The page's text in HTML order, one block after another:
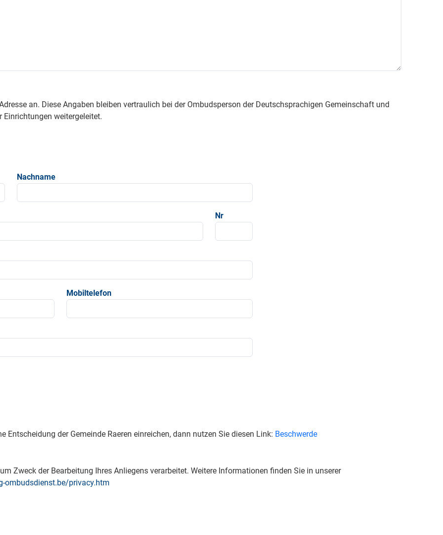
an. Diese Angaben bleiben vertraulich bei der Ombudsperson der Deutschsprachigen Gemeinschaft und
Einrichtungen weitergeleitet.
Nachname
Nr
Mobiltelefon
Entscheidung der Gemeinde Raeren einreichen, dann nutzen Sie diesen Link: Beschwerde
Zweck der Bearbeitung Ihres Anliegens verarbeitet. Weitere Informationen finden Sie in unserer
ombudsdienst.be/privacy.htm